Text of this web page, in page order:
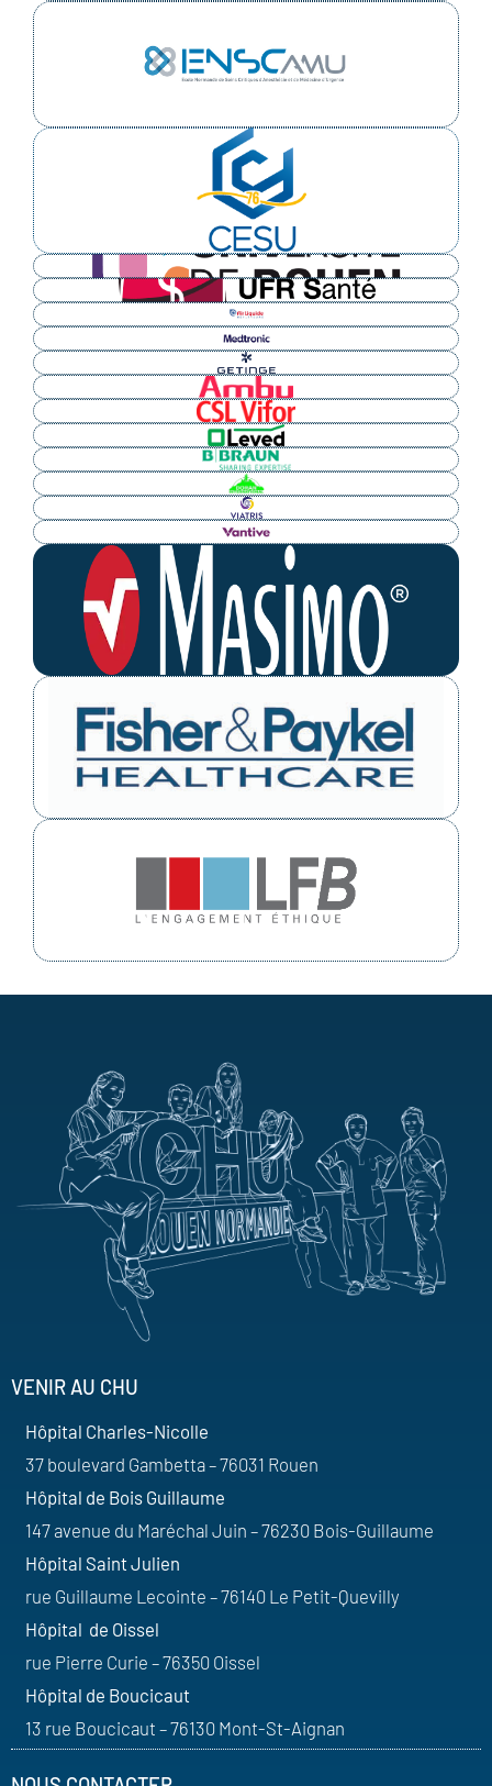
VENIR AU CHU
Hôpital Charles-Nicolle
37 boulevard Gambetta – 76031 Rouen
Hôpital de Bois Guillaume
147 avenue du Maréchal Juin – 76230 Bois-Guillaume
Hôpital Saint Julien
rue Guillaume Lecointe – 76140 Le Petit-Quevilly
Hôpital de Oissel
rue Pierre Curie – 76350 Oissel
Hôpital de Boucicaut
13 rue Boucicaut – 76130 Mont-St-Aignan